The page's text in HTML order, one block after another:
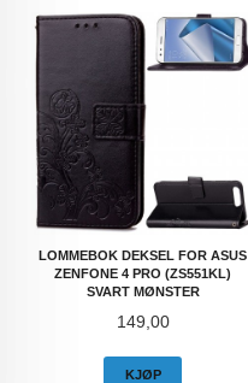
LOMMEBOK DEKSEL FOR ASUS
ZENFONE 4 PRO (ZS551KL)
SVART MØNSTER
Pris
149,00
KJØP